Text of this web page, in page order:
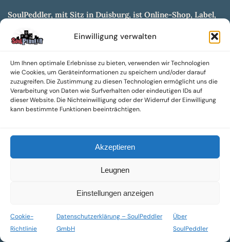
Einwilligung verwalten
Um Ihnen optimale Erlebnisse zu bieten, verwenden wir Technologien
wie Cookies, um Geräteinformationen zu speichern und/oder darauf
zuzugreifen. Die Zustimmung zu diesen Technologien ermöglicht uns die
Verarbeitung von Daten wie Surfverhalten oder eindeutigen IDs auf
dieser Website. Die Nichteinwilligung oder der Widerruf der Einwilligung
kann bestimmte Funktionen beeinträchtigen.
Akzeptieren
Leugnen
Einstellungen anzeigen
Cookie-
Richtlinie
Datenschutzerklärung – SoulPeddler
GmbH
Über
SoulPeddler
SoulPeddler, mit Sitz in Duisburg, ist Online-Shop, Label,
entwickelt aus dem SoulPeddler Vinyl-Presswerk und
unserer Online-Gig-Plattform.
Wir bieten eine breite Auswahl an sowohl hochgradig
sammelwürdigen als auch Mainstream-Titeln und -Formaten auf
Vinyl, CD und weiteren Medien.
Sowohl neue als auch gebrauchte, nach Zustand bewertete
Wir setzen uns leidenschaftlich für unabhängige Künstler und
Labels ein und bieten hochwertige, maßgeschneiderte Lösungen
aus über 30 Jahren Erfahrung in der Musikindustrie.
SoulPeddler Mailorder, Records & Vinyl Production – DUBOX –
Nettirock – Nice Guy Records – MOVA Museum of Vinyl Arts
© 2025 SoulPeddler GmbH®